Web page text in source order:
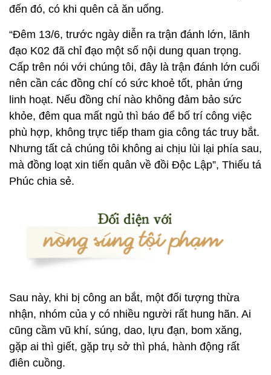
đến đó, có khi quên cả ăn uống.
“Đêm 13/6, trước ngày diễn ra trận đánh lớn, lãnh
đạo K02 đã chỉ đạo một số nội dung quan trọng.
Cấp trên nói với chúng tôi, đây là trận đánh lớn cuối
nên cần các đồng chí có sức khoẻ tốt, phản ứng
linh hoạt. Nếu đồng chí nào không đảm bảo sức
khỏe, đêm qua mất ngủ thì báo để bố trí công việc
phù hợp, không trực tiếp tham gia công tác truy bắt.
Nhưng tất cả chúng tôi không ai chịu lùi lại phía sau,
mà đồng loạt xin tiến quân về đồi Độc Lập”, Thiếu tá
Phúc chia sẻ.
Sau này, khi bị công an bắt, một đối tượng thừa
nhận, nhóm của y có nhiều người rất hung hãn. Ai
cũng cầm vũ khí, súng, dao, lựu đạn, bom xăng,
gặp ai thì giết, gặp trụ sở thì phá, hành động rất
điên cuồng.